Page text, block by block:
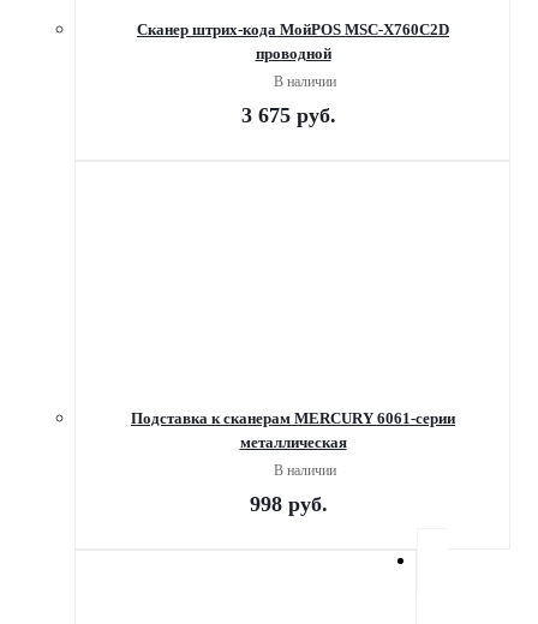
Сканер штрих-кода МойPOS MSC-X760C2D
проводной
В наличии
3 675 руб.
Подставка к сканерам MERCURY 6061-серии
металлическая
В наличии
998 руб.